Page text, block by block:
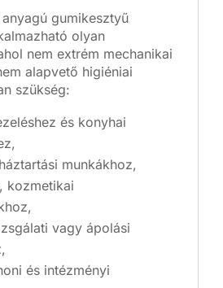
gumikesztyű
olyan
nem extrém mechanikai
alapvető higiéniai
szükség:
és konyhai
munkákhoz,
kozmetikai
vagy ápolási
és intézményi